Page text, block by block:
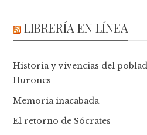
LIBRERÍA EN LÍNEA
Historia y vivencias del
Hurones
Memoria inacabada
El retorno de Sócrates